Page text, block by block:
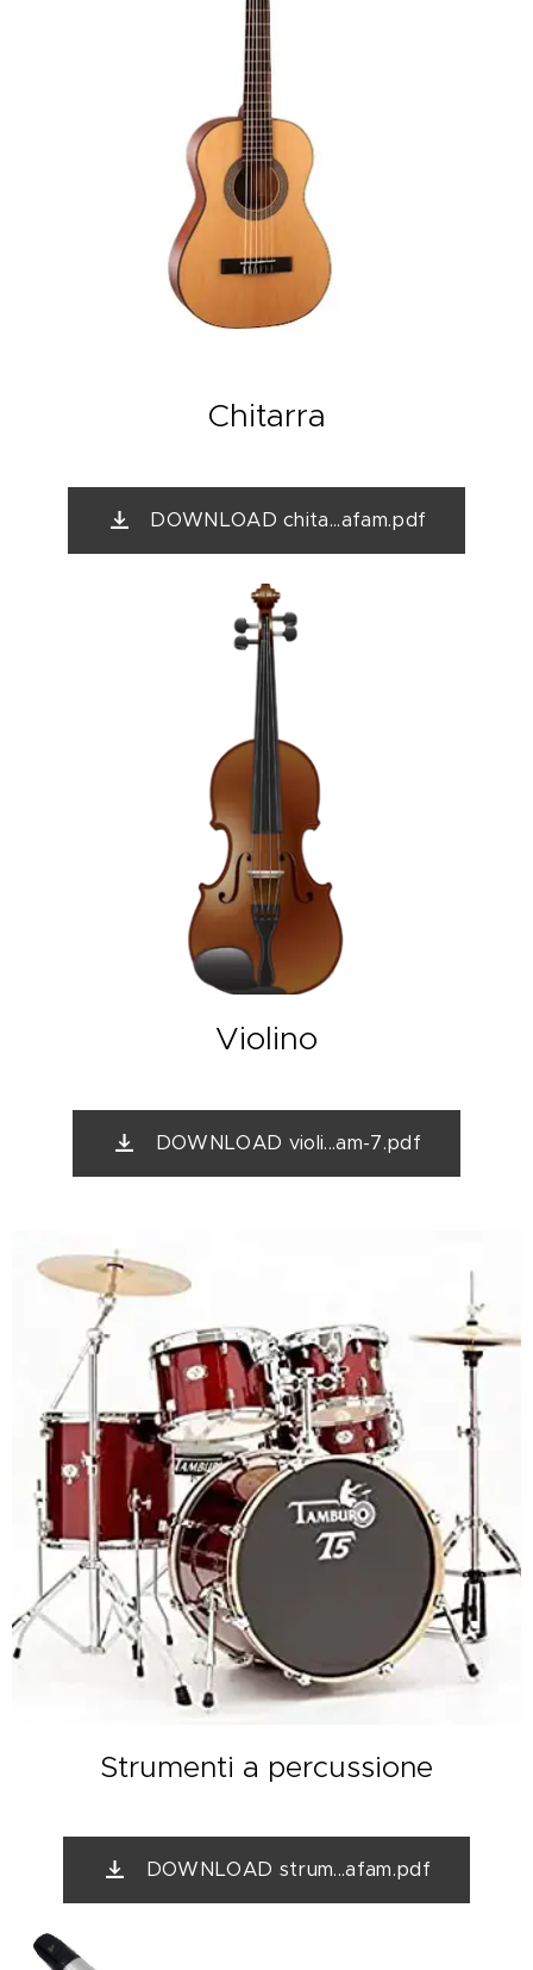
Chitarra
DOWNLOAD chita...afam.pdf
Violino
DOWNLOAD violi...am-7.pdf
Strumenti a percussione
DOWNLOAD strum...afam.pdf